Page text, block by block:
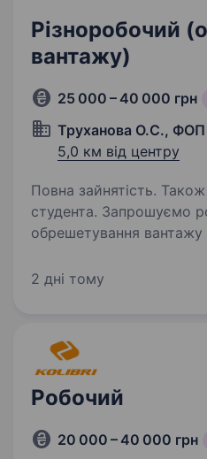
Різноробочий
вантажу)
25 000 – 40 000 грн
Труханова О.С., ФОП
5,0 км від центру
Повна зайнятість. Також
студента. Запрошуємо робітника для
обрешетування вантажу
(від виробітку) Виплати вчасно Графік роботи
2 дні тому
Робочий
20 000 – 40 000 грн